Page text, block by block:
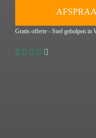
Gratis offerte - Snel geholpen in